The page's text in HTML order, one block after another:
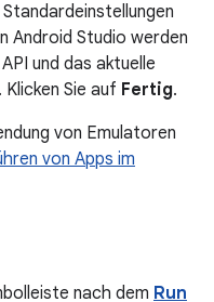
Android Studio werden
und das aktuelle
Sie auf Fertig.
von Emulatoren
von Apps im
nach dem Run